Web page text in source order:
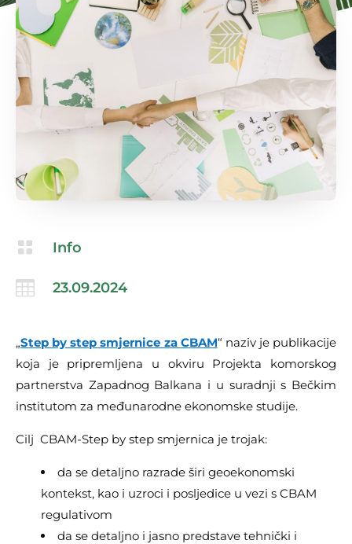
 Info
 23.09.2024
„Step by step smjernice za CBAM“ naziv je publikacije
koja je pripremljena u okviru Projekta komorskog
partnerstva Zapadnog Balkana i u suradnji s Bečkim
institutom za međunarodne ekonomske studije.
Cilj CBAM-Step by step smjernica je trojak:
da se detaljno razrade širi geoekonomski
kontekst, kao i uzroci i posljedice u vezi s CBAM
regulativom
da se detaljno i jasno predstave tehnički i